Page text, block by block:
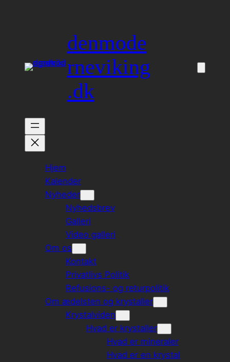
denmode
rneviking
.dk
Hjem
Kalender
Nyheder
Nyhedsbrev
Galleri
Video galleri
Om os
Kontakt
Privatlivs Politik
Refusions- og returpolitik
Om ædelsten og krystaller
Krystalviden
Hvad er krystaller
Hvad er mineraler
Hvad er en krystal